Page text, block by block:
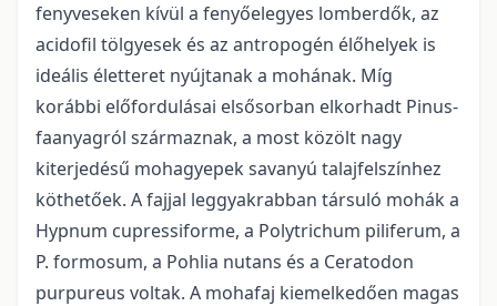
fenyveseken kívül a fenyőelegyes lomberdők, az
acidofil tölgyesek és az antropogén élőhelyek is
ideális életteret nyújtanak a mohának. Míg
korábbi előfordulásai elsősorban elkorhadt Pinus-
faanyagról származnak, a most közölt nagy
kiterjedésű mohagyepek savanyú talajfelszínhez
köthetőek. A fajjal leggyakrabban társuló mohák a
Hypnum cupressiforme, a Polytrichum piliferum, a
P. formosum, a Pohlia nutans és a Ceratodon
purpureus voltak. A mohafaj kiemelkedően magas